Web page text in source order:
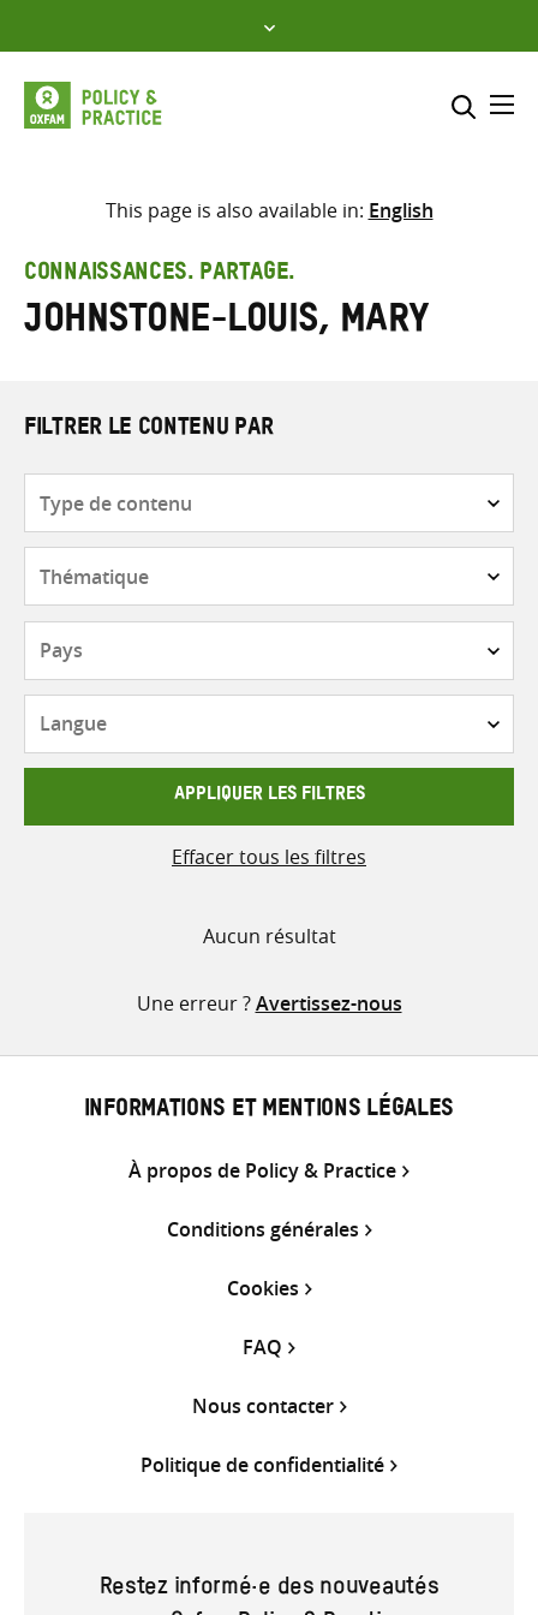
to
content
Sélectionner l’emplacement
Saisir
les
termes
This page is also available in: English
CONNAISSANCES. PARTAGE.
Johnstone-Louis, Mary
FILTRER LE CONTENU PAR
contenu
APPLIQUER LES FILTRES
Effacer tous les filtres
Aucun résultat
Une erreur ?Avertissez-nous
INFORMATIONS ET MENTIONS LÉGALES
À propos de Policy & Practice
Conditions générales
Cookies
FAQ
Nous contacter
Politique de confidentialité
Restez informé·e des nouveautés